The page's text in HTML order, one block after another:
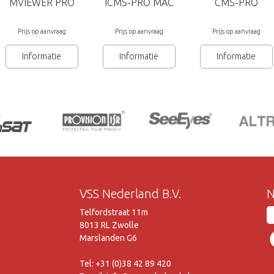
MVIEWER PRO
Prijs op aanvraag
Informatie
ICMS-PRO MAC
Prijs op aanvraag
Informatie
CMS-PRO
Prijs op aanvraag
Informatie
VSS Nederland B.V.
Telfordstraat 11m
8013 RL Zwolle
Marslanden G6
Tel: +31 (0)38 42 89 420